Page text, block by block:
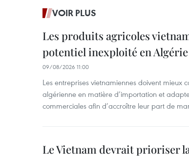
VOIR PLUS
Les produits agricoles
potentiel inexploité en Algérie
09/08/2026 11:00
Les entreprises vietnamiennes doivent mieux
algérienne en matière d’importation et
commerciales afin d’accroître leur part de
Le Vietnam devrait prioriser